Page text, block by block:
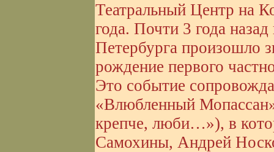
Театральный Центр на
года. Почти 3 года
Петербурга произошло
рождение первого
Это событие
«Влюбленный
крепче, люби…»), в
Самохины, Андрей